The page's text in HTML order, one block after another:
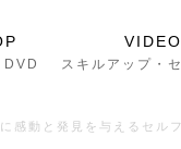
DVD
VIDEO
スキルアップ・
感動と発見を与えるセ